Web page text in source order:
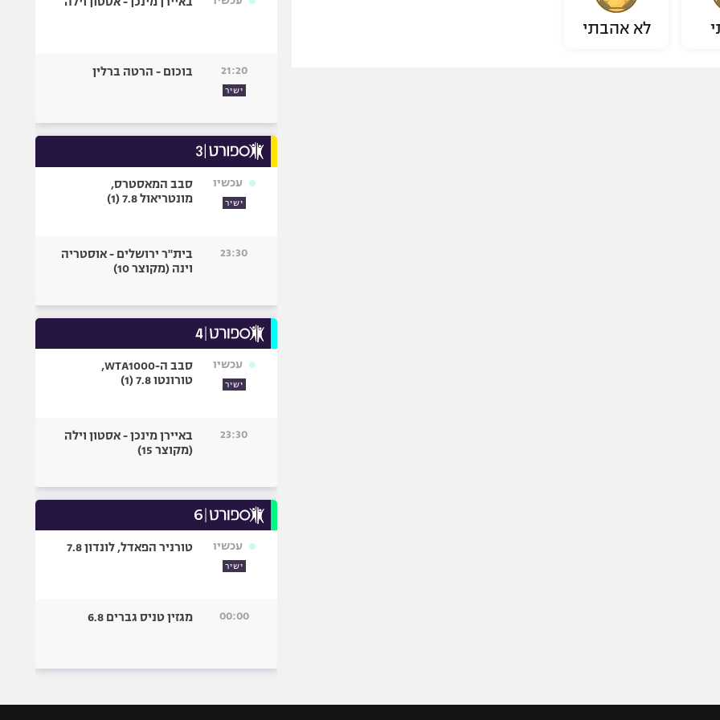
לא אהבתי
21:20
ישיר
בוכום - הרטה ברלין
עכשיו
ישיר
סבב המאסטרס,
מונטריאול 7.8 (1)
23:30
בית"ר ירושלים - אוסטריה
וינה (מקוצר 10)
עכשיו
ישיר
סבב ה-WTA1000,
טורונטו 7.8 (1)
23:30
באיירן מינכן - אסטון וילה
(מקוצר 15)
עכשיו
ישיר
טורניר הפאדל, לונדון 7.8
00:00 מגזין טניס גברים 6.8